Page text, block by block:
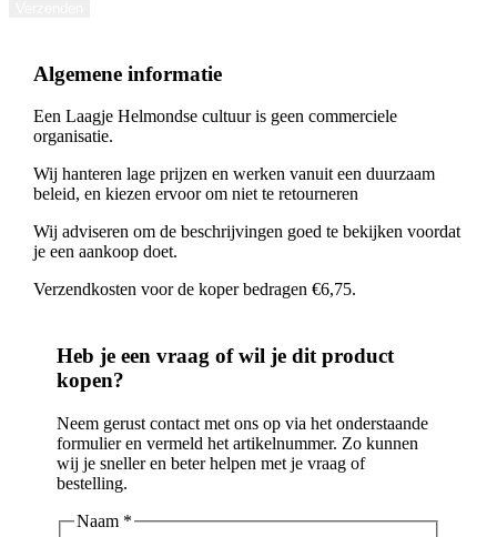
Algemene informatie
Een Laagje Helmondse cultuur is geen commerciele
organisatie.
Wij hanteren lage prijzen en werken vanuit een duurzaam
beleid, en kiezen ervoor om niet te retourneren
Wij adviseren om de beschrijvingen goed te bekijken voordat
je een aankoop doet.
Verzendkosten voor de koper bedragen €6,75.
Heb je een vraag of wil je dit product
kopen?
Neem gerust contact met ons op via het onderstaande
formulier en vermeld het artikelnummer. Zo kunnen
wij je sneller en beter helpen met je vraag of
bestelling.
Naam *